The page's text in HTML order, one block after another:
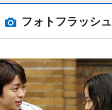
フォトフラッシュ